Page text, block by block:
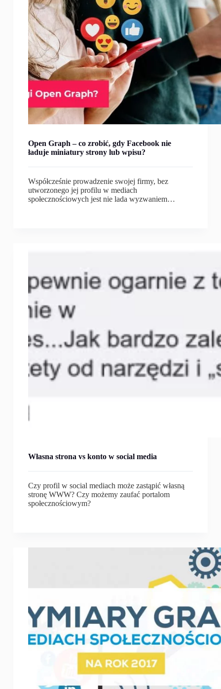
Open Graph – co zrobić, gdy Facebook nie
ładuje miniatury strony lub wpisu?
Współcześnie prowadzenie swojej firmy, bez
utworzonego jej profilu w mediach
społecznościowych jest nie lada wyzwaniem…
Własna strona vs konto w social media
Czy profil w social mediach może zastąpić własną
stronę WWW? Czy możemy zaufać portalom
społecznościowym?